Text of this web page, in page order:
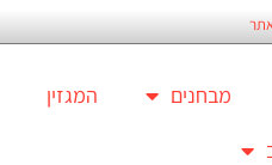
מבחנים המגזין